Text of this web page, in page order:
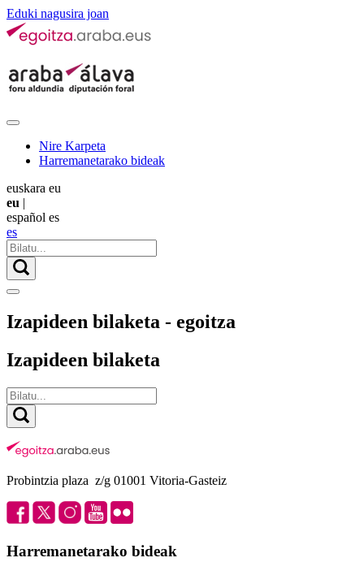
Eduki nagusira joan
Nire Karpeta
Harremanetarako bideak
euskara eu
eu |
español es
es
Izapideen bilaketa - egoitza
Izapideen bilaketa
Probintzia plaza z/g 01001 Vitoria-Gasteiz
Harremanetarako bideak